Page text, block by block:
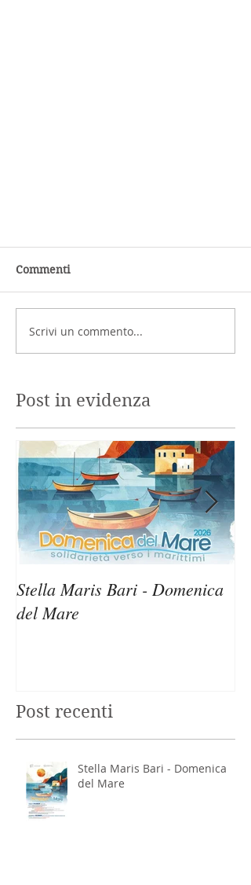
Commenti
Scrivi un commento...
Post in evidenza
Stella Maris Bari - Domenica
del Mare
Post recenti
Stella Maris Bari - Domenica
del Mare